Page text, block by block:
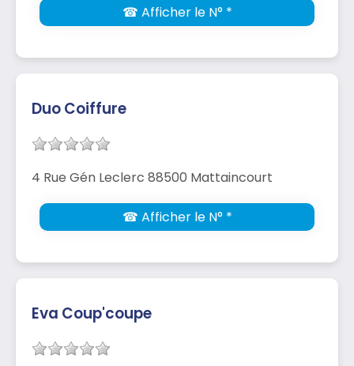
☎ Afficher le N° *
Duo Coiffure
4 Rue Gén Leclerc 88500 Mattaincourt
☎ Afficher le N° *
Eva Coup'coupe